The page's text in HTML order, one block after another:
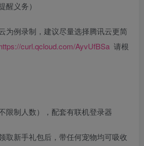
醒义务）
为例录制，建议尽量选择腾讯云更简
curl.qcloud.com/AyvUfBSa 请根
限制人数），配套有联机登录器
取新手礼包后，带任何宠物均可吸收